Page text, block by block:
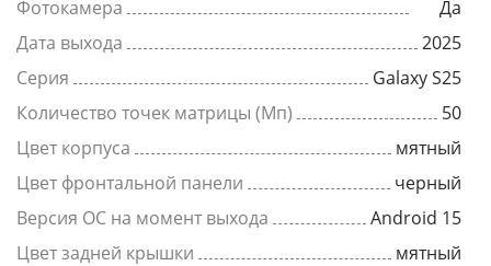
Фотокамера
Да
Дата выхода
2025
Серия
Galaxy S25
Количество точек матрицы (Мп)
50
Цвет корпуса
мятный
Цвет фронтальной панели
черный
Версия ОС на момент выхода
Android 15
Цвет задней крышки
мятный